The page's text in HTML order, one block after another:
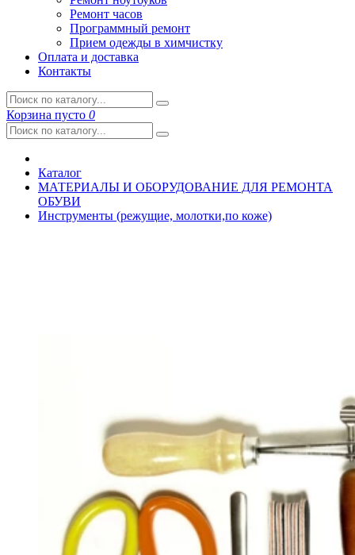
Ремонт часов
Программный ремонт
Прием одежды в химчистку
Оплата и доставка
Контакты
Корзина пусто 0
Каталог
МАТЕРИАЛЫ И ОБОРУДОВАНИЕ ДЛЯ РЕМОНТА
ОБУВИ
Инструменты (режущие, молотки,по коже)